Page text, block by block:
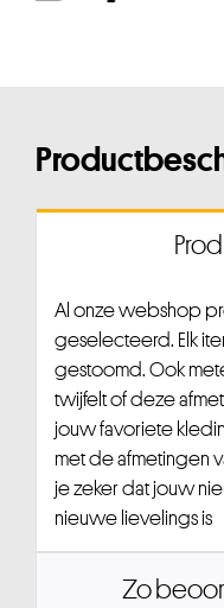
Al onze webshop
geselecteerd. Elk
gestoomd. Ook
twijfelt of deze
jouw favoriete
met de afmetingen
je zeker dat jouw
nieuwe lievelings is
Zo